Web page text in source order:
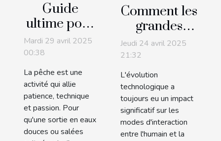
Guide
ultime pour
choisir le
meilleur
équipement
de pêche en
ligne
Mardi 29 avril 2025
00:38
La pêche est une
activité qui allie
patience, technique
et passion. Pour
qu'une sortie en eaux
douces ou salées
Comment les
grandes
modèles de
langage
transforment
l'interaction
utilisateur
Jeudi 24 avril 2025
21:32
L'évolution
technologique a
toujours eu un impact
significatif sur les
modes d'interaction
entre l'humain et la